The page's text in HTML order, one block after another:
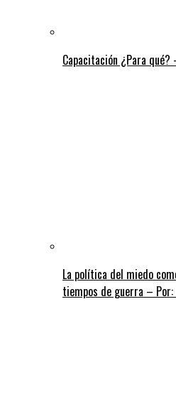
Capacitación ¿Para
La política del miedo
tiempos de guerra –